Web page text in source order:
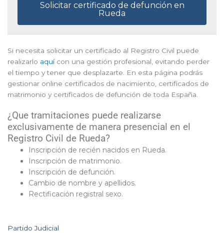
Solicitar certificado de defunción en
Rueda
Si necesita solicitar un certificado al Registro Civil puede
realizarlo aquícon una gestión profesional, evitando perder
el tiempo y tener que desplazarte. En esta página podrás
gestionar online certificados de nacimiento, certificados de
matrimonio y certificados de defunción de toda España.
¿Que tramitaciones puede realizarse
exclusivamente de manera presencial en el
Registro Civil de Rueda?
Inscripción de recién nacidos en Rueda.
Inscripción de matrimonio.
Inscripción de defunción.
Cambio de nombre y apellidos.
Rectificación registral sexo.
Partido Judicial